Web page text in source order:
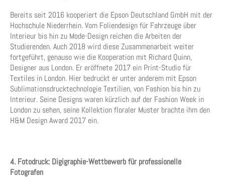
Bereits seit 2016 kooperiert die Epson Deutschland GmbH mit der
Hochschule Niederrhein. Vom Foliendesign für Fahrzeuge über
Interieur bis hin zu Mode-Design reichen die Arbeiten der
Studierenden. Auch 2018 wird diese Zusammenarbeit weiter
fortgeführt, genauso wie die Kooperation mit Richard Quinn,
Designer aus London. Er eröffnete 2017 ein Print-Studio für
Textiles in London. Hier bedruckt er unter anderem mit Epson
Sublimationsdrucktechnologie Textilien, von Fashion bis hin zu
Interieur. Seine Designs waren kürzlich auf der Fashion Week in
London zu sehen, seine Kollektion floraler Muster brachte ihm den
H&M Design Award 2017 ein.
4. Fotodruck: Digigraphie-Wettbewerb für professionelle
Fotografen